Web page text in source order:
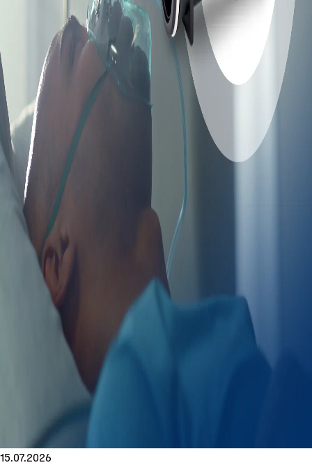
15.07.2026